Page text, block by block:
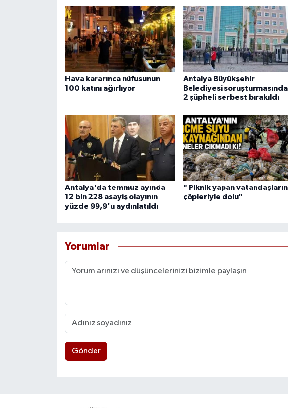
Hava kararınca nüfusunun
100 katını ağırlıyor
Antalya Büyükşehir
Belediyesi soruşturmasında
2 şüpheli serbest bırakıldı
Antalya'da temmuz ayında
12 bin 228 asayiş olayının
yüzde 99,9'u aydınlatıldı
" Piknik yapan vatandaşların
çöpleriyle dolu"
Yorumlar
Gönder